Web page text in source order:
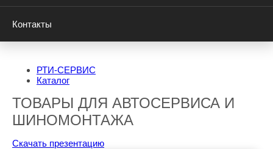
Контакты
РТИ-СЕРВИС
Каталог
ТОВАРЫ ДЛЯ АВТОСЕРВИСА И
ШИНОМОНТАЖА
Скачать презентацию